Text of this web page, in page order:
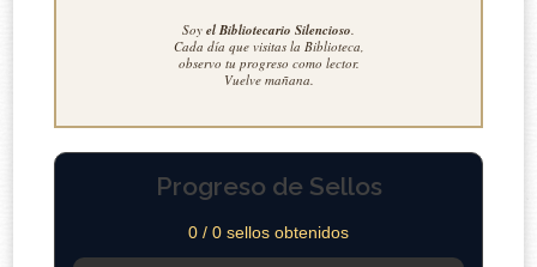
Soy el Bibliotecario Silencioso
Cada día que visitas la Biblioteca,
observo tu progreso como lector.
Vuelve mañana.
Progreso de Sellos
0 / 0 sellos obtenidos